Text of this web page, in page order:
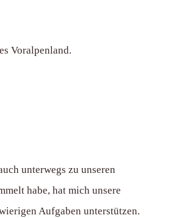
Voralpenland.
unterwegs zu unseren
habe, hat mich unsere
Aufgaben unterstützen.